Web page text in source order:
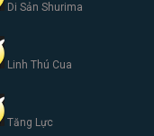
Di Sản Shurima
Linh Thú Cua
Tăng Lực